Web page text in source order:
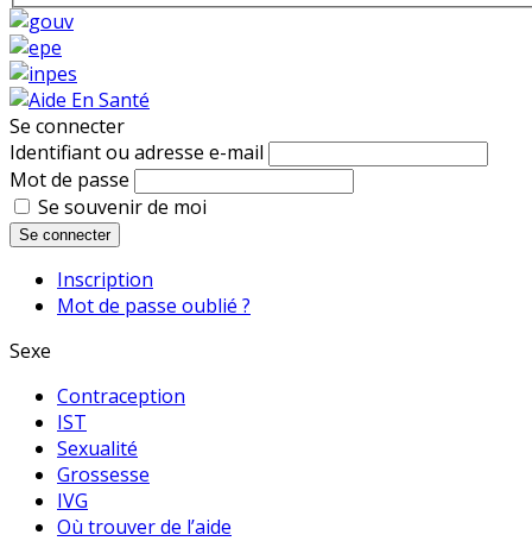
Se connecter
Identifiant ou adresse e-mail
Mot de passe
Se souvenir de moi
Se connecter
Inscription
Mot de passe oublié ?
Sexe
Contraception
IST
Sexualité
Grossesse
IVG
Où trouver de l’aide